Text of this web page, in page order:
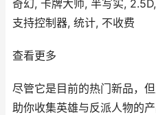
奇幻, 卡牌大师, 半写实,
支持控制器, 统计, 不收费
查看更多
尽管它是目前的热门新品，
助你收集英雄与反派人物的